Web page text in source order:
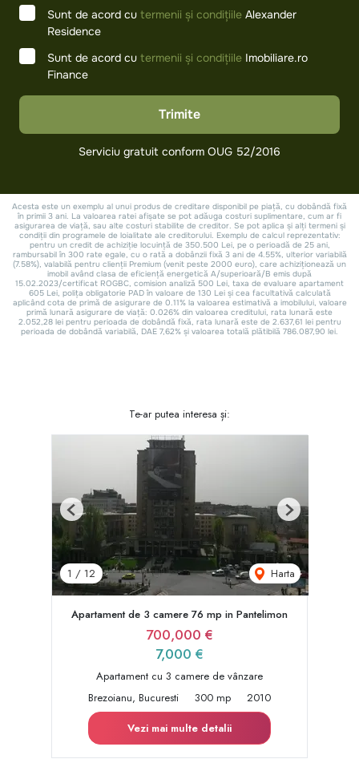
Te-ar putea interesa și:
1 / 12 Harta
Previous Next
Apartament de 3 camere 76 mp in Pantelimon
700,000 €
7,000 €
Apartament cu 3 camere de vânzare
Brezoianu, Bucuresti
300 mp
2010
Vezi mai multe detalii